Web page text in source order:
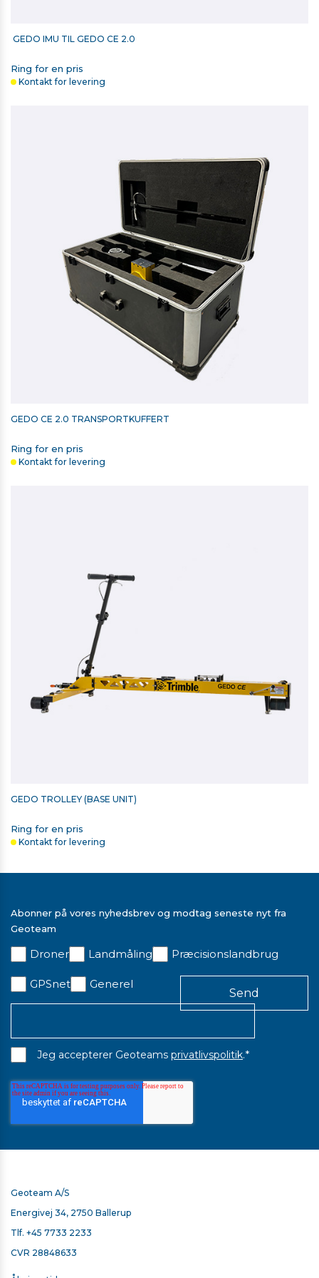
GEDO IMU TIL GEDO CE 2.0
Ring for en pris
Kontakt for levering
GEDO CE 2.0 TRANSPORTKUFFERT
Ring for en pris
Kontakt for levering
GEDO TROLLEY (BASE UNIT)
Ring for en pris
Kontakt for levering
Abonner på vores nyhedsbrev og modtag seneste nyt fra
Geoteam
Droner Landmåling Præcisionslandbrug
GPSnet Generel
Jeg accepterer Geoteams privatlivspolitik.*
Geoteam A/S
Energivej 34, 2750 Ballerup
Tlf. +45 7733 2233
CVR 28848633